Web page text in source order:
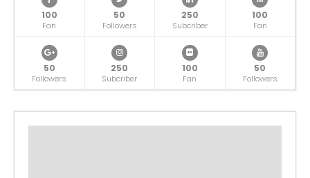
100
Fan
50
Followers
250
Subcriber
100
Fan
50
Followers
250
Subcriber
100
Fan
50
Followers